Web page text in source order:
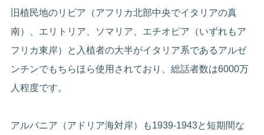
旧植民地のリビア（アフリカ北部中央でイタリアの真
南）、エリトリア、ソマリア、エチオピア（いずれもア
フリカ東岸）と入植者の大半がイタリア系であるアルゼ
ンチンでもちらほら使用されており、総話者数は6000万
人程度です。
アルバニア（アドリア海対岸）も1939-1943と短期間な